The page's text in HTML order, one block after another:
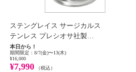
ステングレイス サージカルス
テンレス プレシオサ社製…
本日から！
期間限定：8/7(金)〜13(木)
¥16,000
¥7,990 （税込）